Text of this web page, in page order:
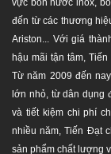
đến từ các thương
Ariston... Với giá
hậu mãi tận tâm,
Từ năm 2009 đến
lớn nhỏ, từ dân dụng
và tiết kiệm chi phí
nhiều năm, Tiến Đạt
sản phẩm chất lượng